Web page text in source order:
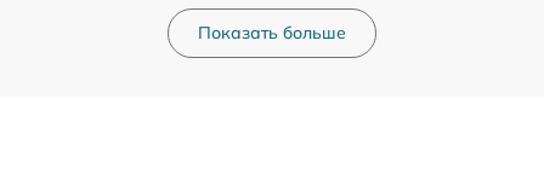
Показать больше